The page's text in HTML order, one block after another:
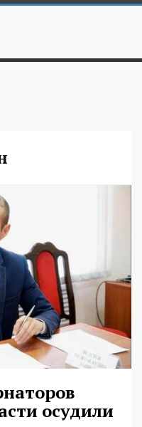
осудили